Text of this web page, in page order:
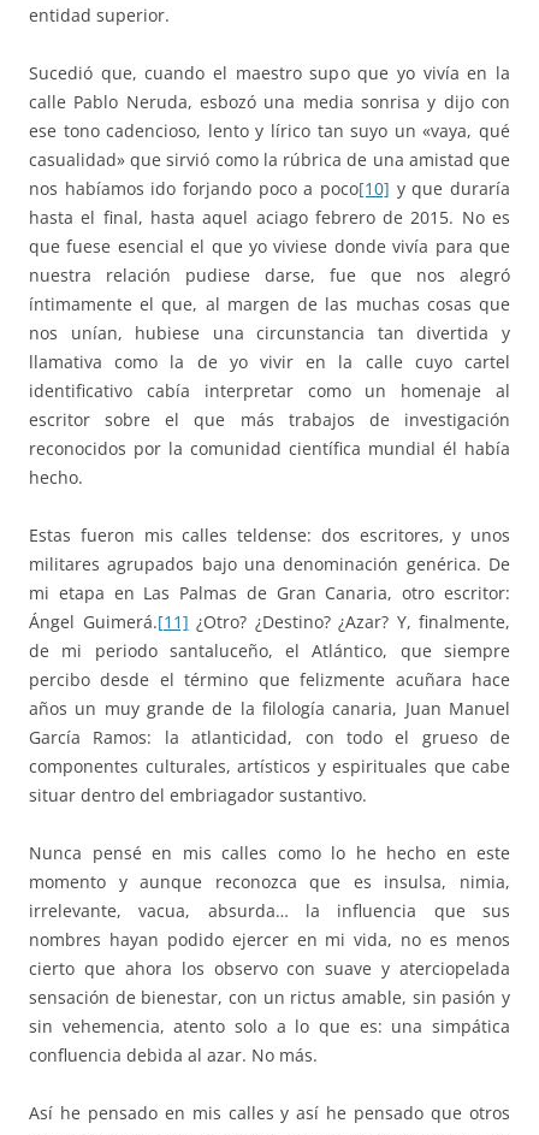
entidad superior.
Sucedió que, cuando el maestro supo que yo vivía en la
calle Pablo Neruda, esbozó una media sonrisa y dijo con
ese tono cadencioso, lento y lírico tan suyo un «vaya, qué
casualidad» que sirvió como la rúbrica de una amistad que
nos habíamos ido forjando poco a poco[10] y que duraría
hasta el final, hasta aquel aciago febrero de 2015. No es
que fuese esencial el que yo viviese donde vivía para que
nuestra relación pudiese darse, fue que nos alegró
íntimamente el que, al margen de las muchas cosas que
nos unían, hubiese una circunstancia tan divertida y
llamativa como la de yo vivir en la calle cuyo cartel
identificativo cabía interpretar como un homenaje al
escritor sobre el que más trabajos de investigación
reconocidos por la comunidad científica mundial él había
hecho.
Estas fueron mis calles teldense: dos escritores, y unos
militares agrupados bajo una denominación genérica. De
mi etapa en Las Palmas de Gran Canaria, otro escritor:
Ángel Guimerá.[11] ¿Otro? ¿Destino? ¿Azar? Y, finalmente,
de mi periodo santaluceño, el Atlántico, que siempre
percibo desde el término que felizmente acuñara hace
años un muy grande de la filología canaria, Juan Manuel
García Ramos: la atlanticidad, con todo el grueso de
componentes culturales, artísticos y espirituales que cabe
situar dentro del embriagador sustantivo.
Nunca pensé en mis calles como lo he hecho en este
momento y aunque reconozca que es insulsa, nimia,
irrelevante, vacua, absurda… la influencia que sus
nombres hayan podido ejercer en mi vida, no es menos
cierto que ahora los observo con suave y aterciopelada
sensación de bienestar, con un rictus amable, sin pasión y
sin vehemencia, atento solo a lo que es: una simpática
confluencia debida al azar. No más.
Así he pensado en mis calles y así he pensado que otros